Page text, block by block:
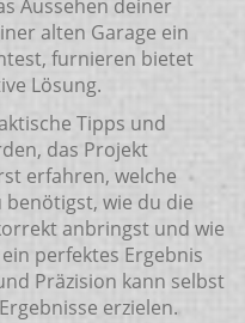
Aussehen deiner
alten Garage ein
furnieren bietet
Lösung.
Tipps und
das Projekt
erfahren, welche
wie du die
anbringst und wie
perfektes Ergebnis
Präzision kann selbst
erzielen.